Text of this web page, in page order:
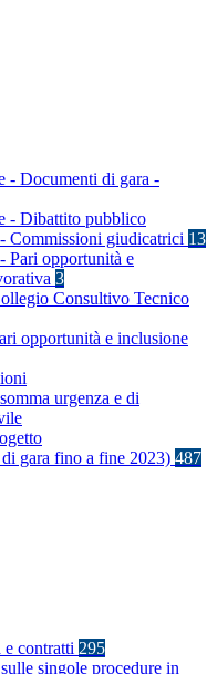
- Documenti di gara -
- Dibattito pubblico
Commissioni giudicatrici 13
Pari opportunità e
3
Consultivo Tecnico
opportunità e inclusione
urgenza e di
gara fino a fine 2023) 487
contratti 295
singole procedure in